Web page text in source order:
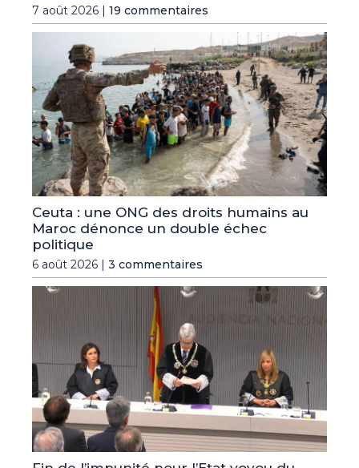
7 août 2026 | 19 commentaires
Ceuta : une ONG des droits humains au
Maroc dénonce un double échec
politique
6 août 2026 | 3 commentaires